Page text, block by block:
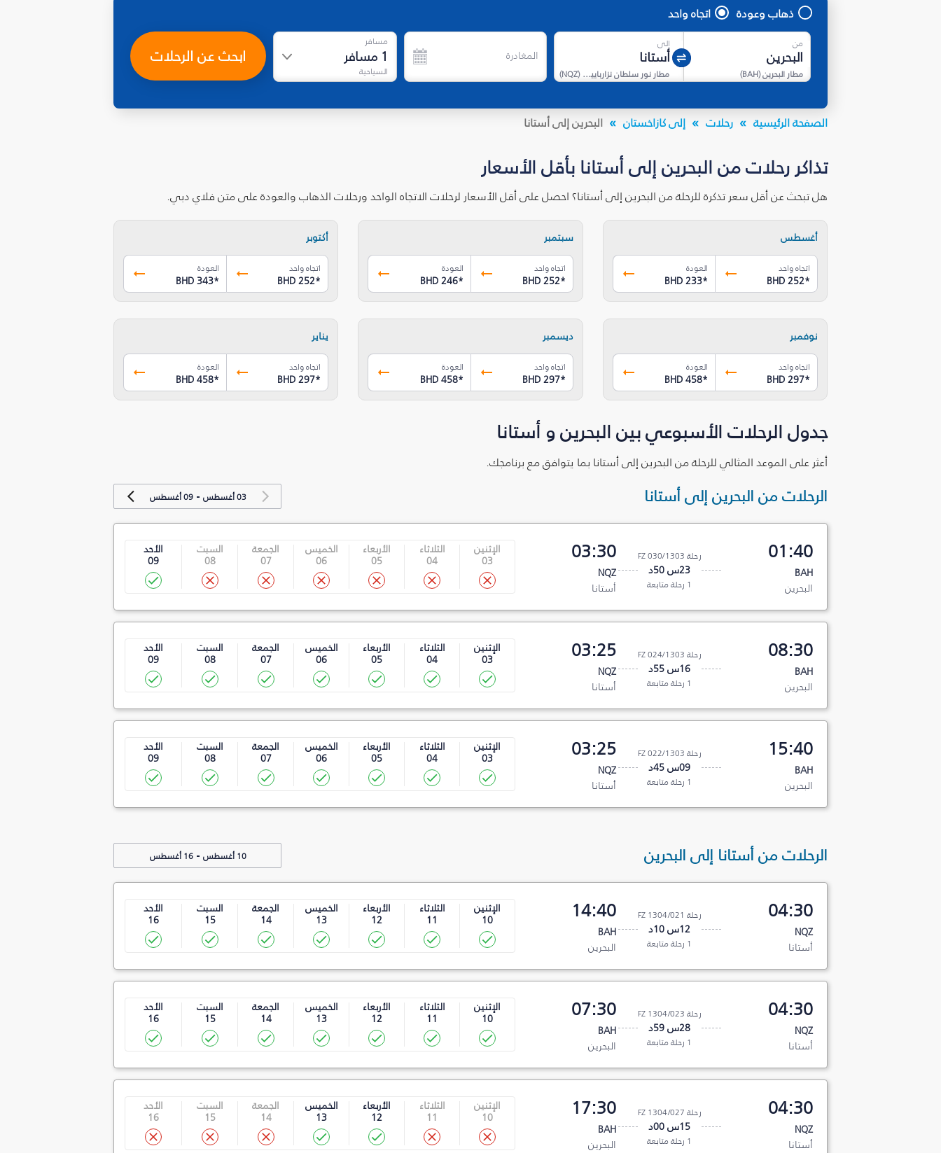
ذهاب وعودة اتجاه واحد
من
مطار البحرين(
BAH
)
إلى
مطار نور سلطان نزارباييف الدولي (
NQZ
)
المغادرة
مسافر
1 مسافر
السياحية
ابحث عن الرحلات
الصفحة الرئيسية رحلات إلى كازاخستان البحرين إلى أستانا
تذاكر رحلات من البحرين إلى أستانا بأقل الأسعار
هل تبحث عن أقل سعر تذكرة للرحلة من البحرين إلى أستانا؟ احصل على أقل الأسعار لرحلات الاتجاه الواحد ورحلات الذهاب والعودة على متن فلاي دبي.
أغسطس
اتجاه واحد
BHD 252*
العودة
BHD 233*
سبتمبر
اتجاه واحد
BHD 252*
العودة
BHD 246*
أكتوبر
اتجاه واحد
BHD 252*
العودة
BHD 343*
نوفمبر
اتجاه واحد
BHD 297*
العودة
BHD 458*
ديسمبر
اتجاه واحد
BHD 297*
العودة
BHD 458*
يناير
اتجاه واحد
BHD 297*
العودة
BHD 458*
جدول الرحلات الأسبوعي بين البحرين و أستانا
أعثر على الموعد المثالي للرحلة من البحرين إلى أستانا بما يتوافق مع برنامجك.
الرحلات من البحرين إلى أستانا 03 أغسطس -09 أغسطس
01:40
BAH
البحرين
رحلة FZ 030/1303
23س 50د
1 رحلة متابعة
03:30
NQZ
أستانا
الإثنين
03
الثلاثاء
04
الأربعاء
05
الخميس
06
الجمعة
07
السبت
08
الأحد
09
08:30
BAH
البحرين
رحلة FZ 024/1303
16س 55د
1 رحلة متابعة
03:25
NQZ
أستانا
الإثنين
03
الثلاثاء
04
الأربعاء
05
الخميس
06
الجمعة
07
السبت
08
الأحد
09
15:40
BAH
البحرين
رحلة FZ 022/1303
09س 45د
1 رحلة متابعة
03:25
NQZ
أستانا
الإثنين
03
الثلاثاء
04
الأربعاء
05
الخميس
06
الجمعة
07
السبت
08
الأحد
09
الرحلات من أستانا إلى البحرين 10 أغسطس -16 أغسطس
04:30
NQZ
أستانا
رحلة FZ 1304/021
12س 10د
1 رحلة متابعة
14:40
BAH
البحرين
الإثنين
10
الثلاثاء
11
الأربعاء
12
الخميس
13
الجمعة
14
السبت
15
الأحد
16
04:30
NQZ
أستانا
رحلة FZ 1304/023
28س 59د
1 رحلة متابعة
07:30
BAH
البحرين
الإثنين
10
الثلاثاء
11
الأربعاء
12
الخميس
13
الجمعة
14
السبت
15
الأحد
16
04:30
NQZ
أستانا
رحلة FZ 1304/027
15س 00د
1 رحلة متابعة
17:30
BAH
البحرين
الإثنين
10
الثلاثاء
11
الأربعاء
12
الخميس
13
الجمعة
14
السبت
15
الأحد
16